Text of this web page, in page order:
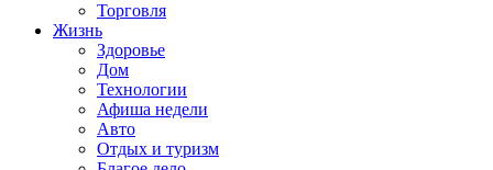
Торговля
Жизнь
Здоровье
Дом
Технологии
Афиша недели
Авто
Отдых и туризм